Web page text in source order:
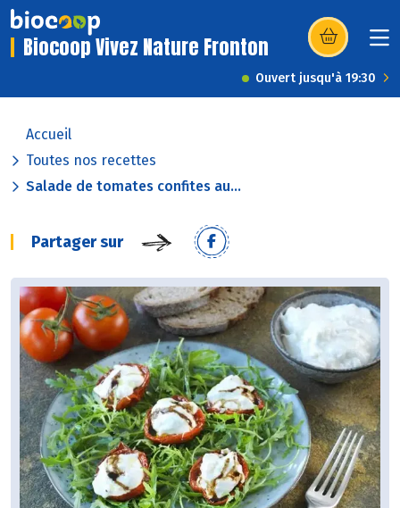
Biocoop Vivez Nature Fronton (s’ouvre dans
Ouvert jusqu'à 19:30
Accueil
Toutes nos recettes
Salade de tomates confites au...
Partager sur